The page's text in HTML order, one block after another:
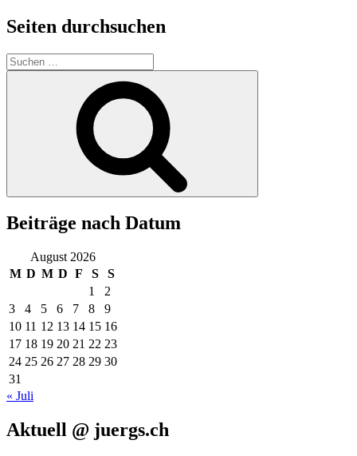
Seiten durchsuchen
Suchen
nach:
Beiträge nach Datum
August 2026
M D M D F S
S
1
2
3
4 5 6 7 8
9
10 11 12 13 14 15 16
17 18 19 20 21 22 23
24 25 26 27 28 29 30
31
« Juli
Aktuell @ juergs.ch